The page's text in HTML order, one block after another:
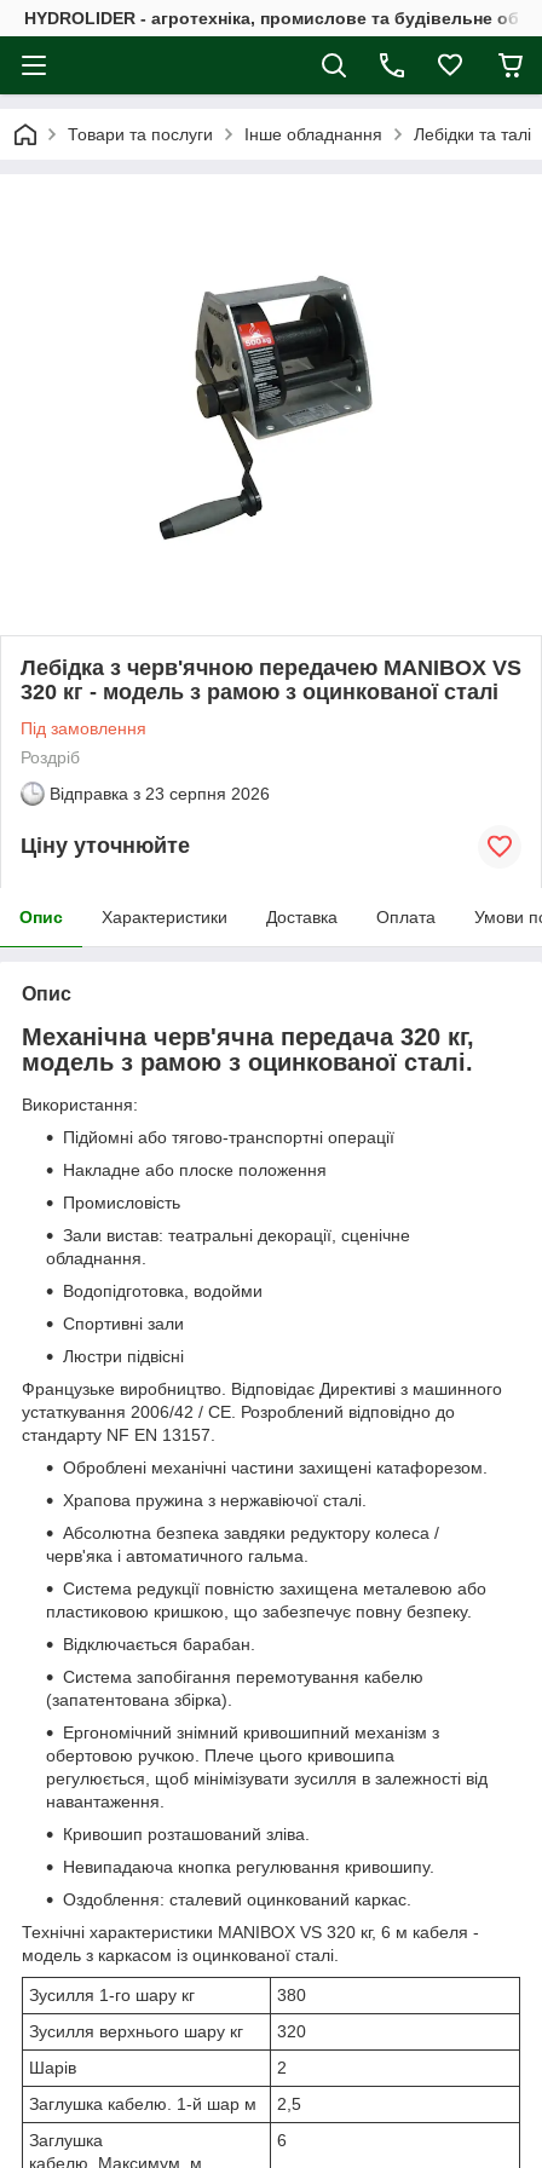
HYDROLIDER - агротехніка, промислове та будівельне
Товари та послуги Інше обладнання Лебідки та талі
Лебідка з черв'ячною передачею MANIBOX VS
320 кг - модель з рамою з оцинкованої сталі
Під замовлення
Роздріб
Відправка з 23 серпня 2026
Ціну уточнюйте
Опис Характеристики Доставка Оплата Умови
Опис
Механічна черв'ячна передача 320 кг,
модель з рамою з оцинкованої сталі.
Використання:
Підйомні або тягово-транспортні операції
Накладне або плоске положення
Промисловість
Зали вистав: театральні декорації, сценічне
обладнання.
Водопідготовка, водойми
Спортивні зали
Люстри підвісні
Французьке виробництво. Відповідає Директиві з машинного
устаткування 2006/42 / CE. Розроблений відповідно до
стандарту NF EN 13157.
Оброблені механічні частини захищені катафорезом.
Храпова пружина з нержавіючої сталі.
Абсолютна безпека завдяки редуктору колеса /
черв'яка і автоматичного гальма.
Система редукції повністю захищена металевою або
пластиковою кришкою, що забезпечує повну безпеку.
Відключається барабан.
Система запобігання перемотування кабелю
(запатентована збірка).
Ергономічний знімний кривошипний механізм з
обертовою ручкою. Плече цього кривошипа
регулюється, щоб мінімізувати зусилля в залежності від
навантаження.
Кривошип розташований зліва.
Невипадаюча кнопка регулювання кривошипу.
Оздоблення: сталевий оцинкований каркас.
Технічні характеристики MANIBOX VS 320 кг, 6 м кабеля -
модель з каркасом із оцинкованої сталі.
Зусилля 1-го шару кг
380
Зусилля верхнього шару кг
320
Шарів
2
Заглушка кабелю. 1-й шар м
2,5
Заглушка
кабелю. Максимум. м
6